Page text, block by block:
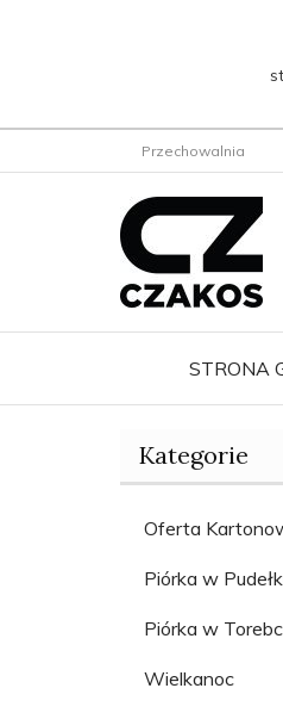
Przechowalnia
STRONA
Kategorie
Oferta
Piórka w
Piórka w
Wielkanoc